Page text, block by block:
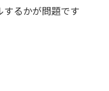
するかが問題です